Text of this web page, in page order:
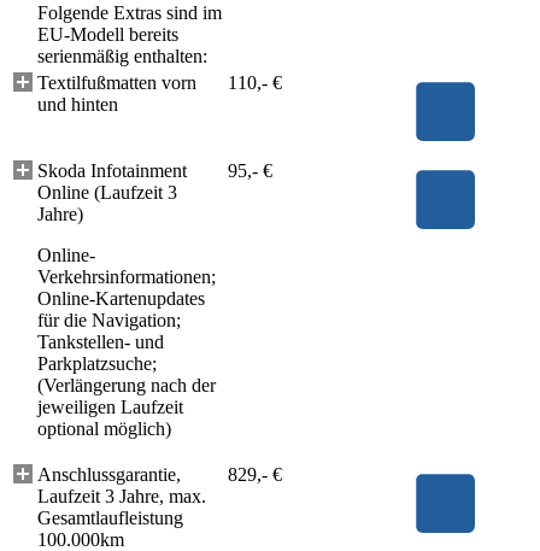
Folgende Extras sind im
EU-Modell bereits
serienmäßig enthalten:
Textilfußmatten vorn
und hinten
110,- €
Skoda Infotainment
Online (Laufzeit 3
Jahre)
Online-
Verkehrsinformationen;
Online-Kartenupdates
für die Navigation;
Tankstellen- und
Parkplatzsuche;
(Verlängerung nach der
jeweiligen Laufzeit
optional möglich)
95,- €
Anschlussgarantie,
Laufzeit 3 Jahre, max.
Gesamtlaufleistung
100.000km
829,- €